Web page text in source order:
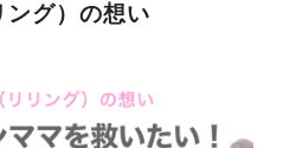
グ）の想い